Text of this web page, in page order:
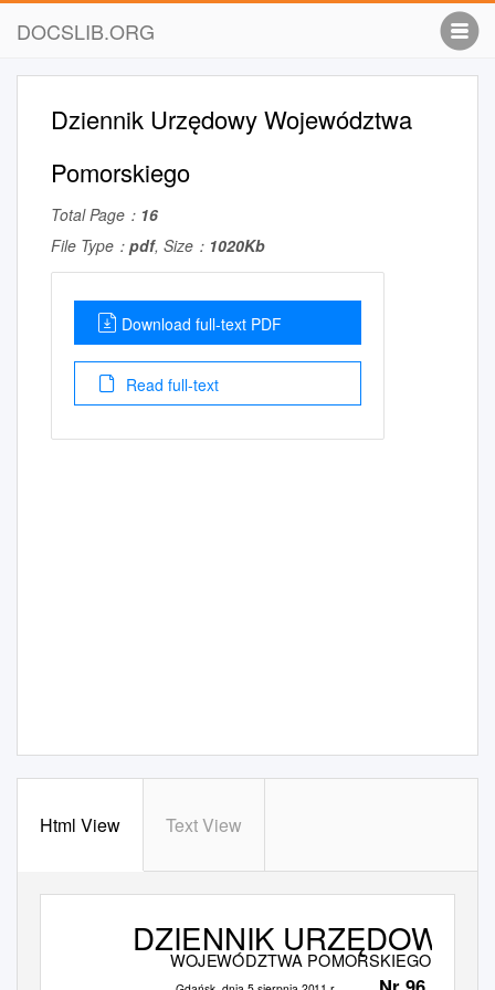
DOCSLIB.ORG
Dziennik Urzędowy Województwa
Pomorskiego
Total Page： 16
File Type： pdf, Size： 1020Kb
Download full-text PDF
Read full-text
Html View Text View
DZIENNIK URZĘDOWY
WOJEWÓDZTWA POMORSKIEGO